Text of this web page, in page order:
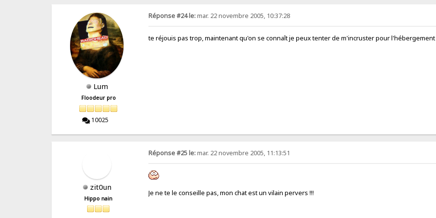
Lum
Floodeur pro
10025
Réponse #24 le:mar. 22 novembre 2005, 10:37:28
te réjouis pas trop, maintenant qu'on se connaît je peux tenter de m'incruster pour
zit0un
Hippo nain
Réponse #25 le:mar. 22 novembre 2005, 11:13:51
Je ne te le conseille pas, mon chat est un vilain pervers !!!